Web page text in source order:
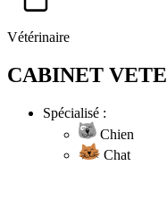
Vétérinaire
CABINET
Spécialisé :
Chien
Chat